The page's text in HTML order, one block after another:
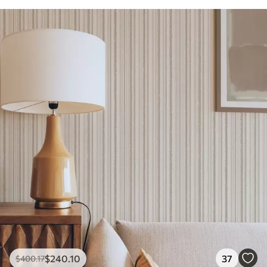
$400.17$240.10 37